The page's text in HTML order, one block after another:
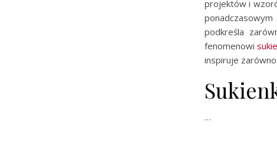
projektów i
podkreśla
fenomenowi
inspiruje
…